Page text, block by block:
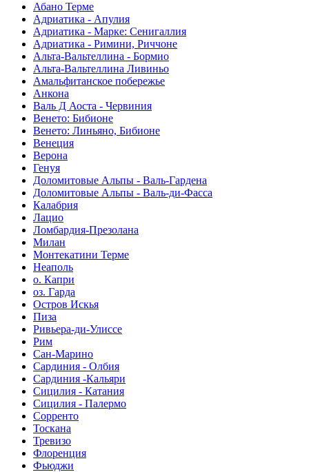
Абано Терме
Адриатика - Апулия
Адриатика - Марке: Сенигаллия
Адриатика - Римини, Риччоне
Альта-Вальтеллина - Бормио
Альта-Вальтеллина Ливиньо
Амальфитанское побережье
Анкона
Валь Д Аоста - Червиния
Венето: Бибионе
Венето: Линьяно, Бибионе
Венеция
Верона
Генуя
Доломитовые Альпы - Валь-Гардена
Доломитовые Альпы - Валь-ди-Фасса
Калабрия
Лацио
Ломбардия-Презолана
Милан
Монтекатини Терме
Неаполь
о. Капри
оз. Гарда
Остров Искья
Пиза
Ривьера-ди-Улиссе
Рим
Сан-Марино
Сардиния - Олбия
Сардиния -Кальяри
Сицилия - Катания
Сицилия - Палермо
Сорренто
Тоскана
Тревизо
Флоренция
Фьюджи